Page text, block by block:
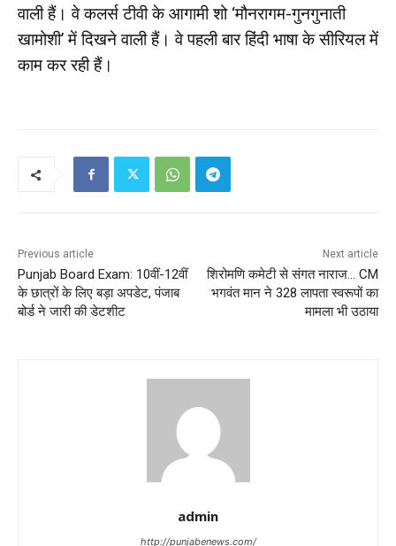
वाली हैं। वे कलर्स टीवी के आगामी शो ‘मौनरागम-गुनगुनाती
खामोशी’ में दिखने वाली हैं। वे पहली बार हिंदी भाषा के सीरियल में
काम कर रही हैं।
Previous article
Punjab Board Exam: 10वीं-12वीं
के छात्रों के लिए बड़ा अपडेट, पंजाब
बोर्ड ने जारी की डेटशीट
Next article
शिरोमणि कमेटी से संगत नाराज… CM
भगवंत मान ने 328 लापता स्वरूपों का
मामला भी उठाया
admin
http://punjabenews.com/